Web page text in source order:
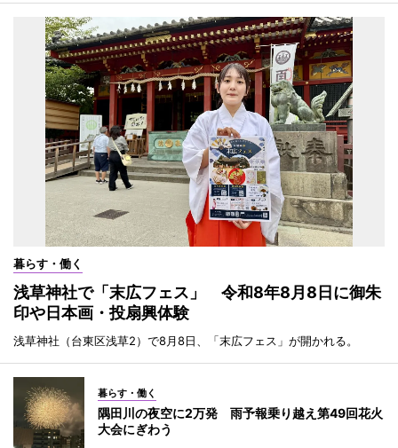
暮らす・働く
浅草神社で「末広フェス」 令和8年8月8日に御朱
印や日本画・投扇興体験
浅草神社（台東区浅草2）で8月8日、「末広フェス」が開かれる。
暮らす・働く
隅田川の夜空に2万発 雨予報乗り越え第49回花火
大会にぎわう